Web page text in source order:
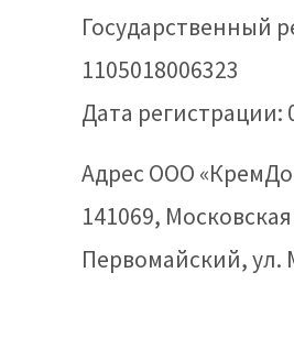
Государственный
1105018006323
Дата регистрации:
Адрес ООО
141069,
Первомайский, ул.